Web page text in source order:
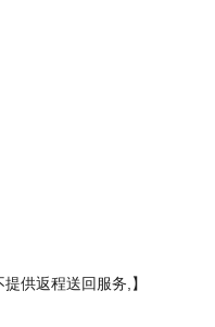
供返程送回服务,】